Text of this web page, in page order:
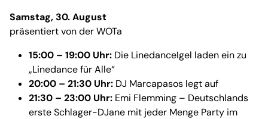
Samstag, 30. August
präsentiert von der WOTa
15:00 – 19:00 Uhr: Die LinedanceIgel laden ein zu
„Linedance für Alle“
20:00 – 21:30 Uhr: DJ Marcapasos legt auf
21:30 – 23:00 Uhr: Emi Flemming – Deutschlands
erste Schlager-DJane mit jeder Menge Party im